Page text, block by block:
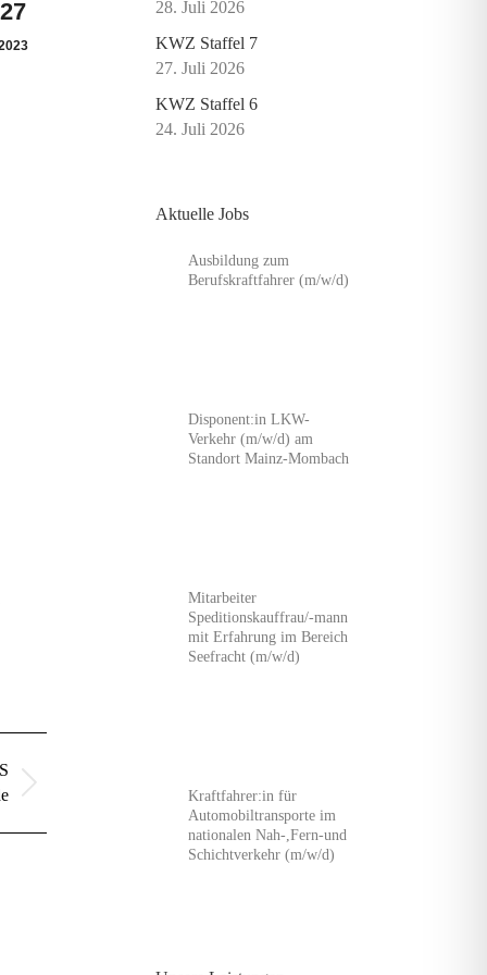
27
28. Juli 2026
KWZ Staffel 7
27. Juli 2026
KWZ Staffel 6
24. Juli 2026
Aktuelle Jobs
Ausbildung zum
Berufskraftfahrer (m/w/d)
Disponent:in LKW-
Verkehr (m/w/d) am
Standort Mainz-Mombach
Mitarbeiter
Speditionskauffrau/-mann
mit Erfahrung im Bereich
Seefracht (m/w/d)
Kraftfahrer:in für
Automobiltransporte im
nationalen Nah-,Fern-und
Schichtverkehr (m/w/d)